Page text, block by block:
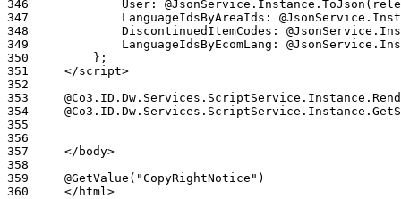
346
347
348
349
350
351
352
353
354
355
356
357
358
359
360